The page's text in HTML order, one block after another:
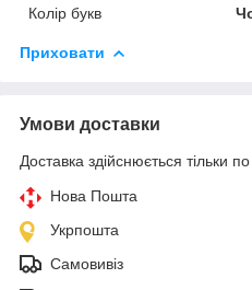
Колір букв
Приховати
Умови доставки
Доставка здійснюється тільки
Нова Пошта
Укрпошта
Самовивіз